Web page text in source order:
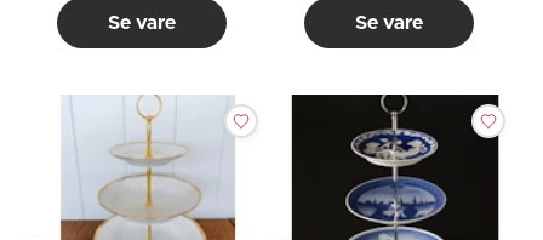
Se vare Se vare